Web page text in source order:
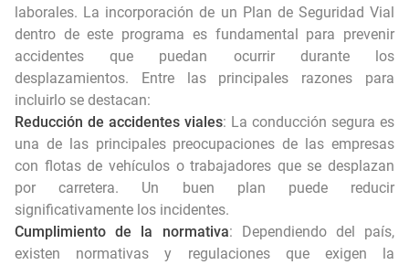
laborales. La incorporación de un Plan de Seguridad Vial
dentro de este programa es fundamental para prevenir
accidentes que puedan ocurrir durante los
desplazamientos. Entre las principales razones para
incluirlo se destacan:
Reducción de accidentes viales: La conducción segura es
una de las principales preocupaciones de las empresas
con flotas de vehículos o trabajadores que se desplazan
por carretera. Un buen plan puede reducir
significativamente los incidentes.
Cumplimiento de la normativa: Dependiendo del país,
existen normativas y regulaciones que exigen la